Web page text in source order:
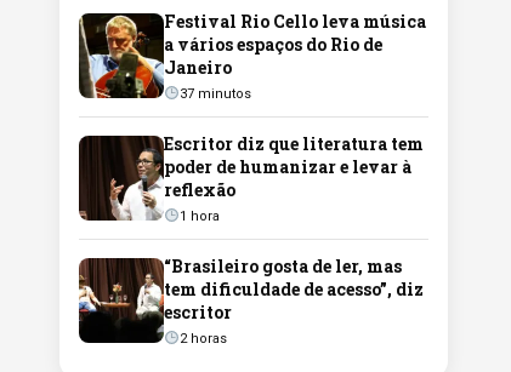
Festival Rio Cello leva música
a vários espaços do Rio de
Janeiro
37 minutos
Escritor diz que literatura tem
poder de humanizar e levar à
reflexão
1 hora
“Brasileiro gosta de ler, mas
tem dificuldade de acesso”, diz
escritor
2 horas